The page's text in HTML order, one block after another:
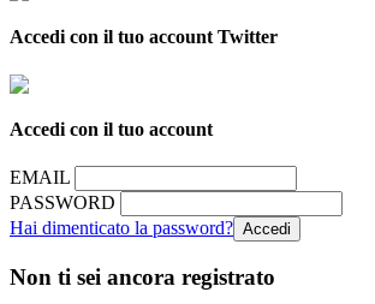
Accedi con il tuo account Twitter
Accedi con il tuo account
EMAIL
PASSWORD
Hai dimenticato la password?
Non ti sei ancora registrato